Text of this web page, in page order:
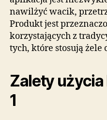
nawilżyć wacik,
Produkt jest
korzystających z
tych, które stosują żele
Zalety
1